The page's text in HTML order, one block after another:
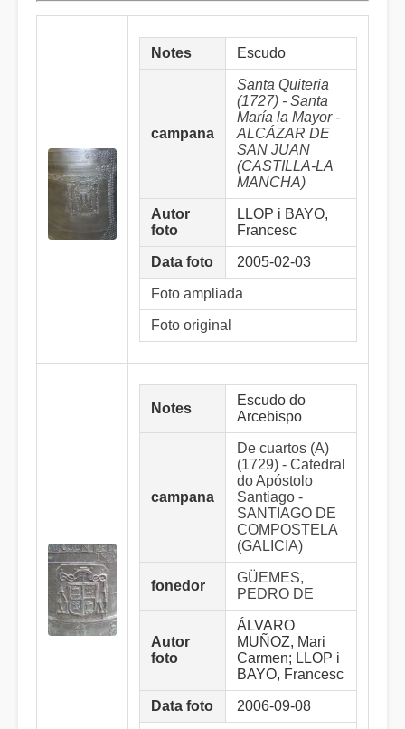
Notes Escudo
campana
Santa Quiteria
(1727) - Santa
María la Mayor -
ALCÁZAR DE
SAN JUAN
(CASTILLA-LA
MANCHA)
Autor
foto
LLOP i BAYO,
Francesc
Data foto 2005-02-03
Foto ampliada
Foto original
Notes
Escudo do
Arcebispo
campana
De cuartos (A)
(1729) - Catedral
do Apóstolo
Santiago -
SANTIAGO DE
COMPOSTELA
(GALICIA)
fonedor
GÜEMES,
PEDRO DE
Autor
foto
ÁLVARO
MUÑOZ, Mari
Carmen; LLOP i
BAYO, Francesc
Data foto 2006-09-08